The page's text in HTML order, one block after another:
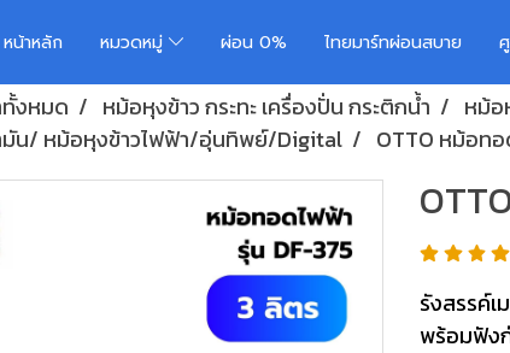
หน้าหลัก หมวดหมู่ ผ่อน 0% ไทยมาร์ทผ่อนสบาย
งหมด หม้อหุงข้าว กระทะ เครื่องปั่น กระติกน้ำ
หม้อ
มัน/ หม้อหุงข้าวไฟฟ้า/อุ่นทิพย์/Digital
OTTO หม้อท
รังสรรค์
พร้อมฟัง